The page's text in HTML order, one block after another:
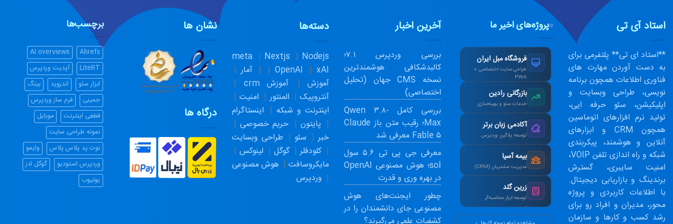
استاد آی تی
**استاد ای تی** پلتفرمی برای
به دست آوردن مهارت های
فناوری اطلاعات همچون برنامه
نویسی، طراحی وبسایت و
اپلیکیشن، سئو حرفه ایی،
تولید نرم افزارهای اتوماسین
همچون CRM و ابزارهای
آنلاین و هوشمند، پیکربندی
شبکه و راه اندازی تلفن VOIP،
امنیت سایبری، گسترش
برندینگ و بازاریابی دیجیتال.
با اطلاعات کاربردی و پروژه
محور، مدیران و افراد رو برای
رشد کسب و کارها و سازمان
پروژه‌های اخیر ما
فروشگاه مبل ایران
طراحی سایت اختصاصی +
PWA
آنلاین پس از بازطراحی.
بازرگانی رادین
خدمات سئو و بهینه‌سازی
رتبه ۱ گوگل در کلمات
کلیدی هدف در ۳ ماه.
آکادمی زبان برتر
توسعه پلاگین وردپرس
طراحی سیستم آزمون
آنلاین و صدور کارنامه.
بیمه آسیا
مدیریت مشتریان (CRM)
یکپارچه‌سازی اطلاعات و
اتوماسیون پیامک.
زرین گلد
توسعه ابزار محاسبه‌گر
سود مرکب و طلا.
آخرین اخبار
بررسی وردپرس ۷.۱؛
کالبدشکافی هوشمندترین
نسخه CMS جهان (تحلیل
اختصاصی)
بررسی کامل Qwen ۳.۸-
Max؛ رقیب متن باز Claude
Fable ۵ معرفی شد
معرفی جی پی تی ۵.۶ سول
sol؛ هوش مصنوعی OpenAI
در بهره وری و قدرت
چطور ایجنت‌های هوش
مصنوعی جای دانشمندان را در
کشفیات علمی می‌گیرند؟
دسته‌ها
meta Nextjs
Nodejs
OpenAI
xAI
آمار
آموزش
آموزش crm
آنتروپیک
المنتور
امنیت
اینترنت و شبکه
اینستاگرام
پایتون
حریم خصوصی
خبر
سئو
طراحی وبسایت
کلودفلر
گوگل
لینوکس
مایکروسافت
هوش مصنوعی
وردپرس
نشان ها
درگاه ها
برچسب‌ها
Ahrefs
AI overviews
LiteRT
آپدیت وردپرس
ابزار سئو
اندروید
بینگ
جمینی
فرم ساز وردپرس
قطعی اینترنت
موبایل
نمونه طراحی سایت
نوت پد پلاس پلاس
وایمو
وردپرس استودیو
گوگل ادز
یوتیوب